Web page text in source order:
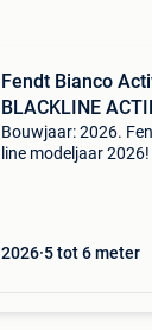
Fendt Bianco
BLACKLINE
Bouwjaar: 2026.
line modeljaar
2026 5 tot 6 meter